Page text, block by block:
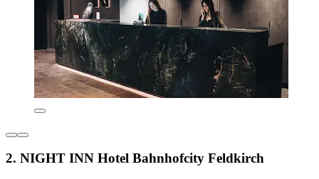
2. NIGHT INN Hotel Bahnhofcity Feldkirch